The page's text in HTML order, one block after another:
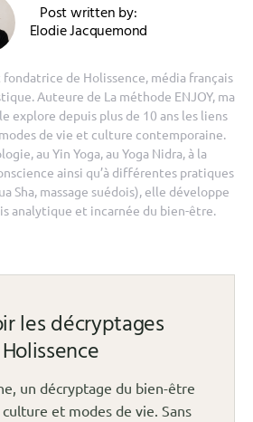
Post written by:
Elodie Jacquemond
de Holissence, média français
Auteure de La méthode ENJOY, ma
explore depuis plus de 10 ans les liens
de vie et culture contemporaine.
au Yin Yoga, au Yoga Nidra, à la
ainsi qu’à différentes pratiques
Sha, massage suédois), elle développe
analytique et incarnée du bien-être.
les décryptages
Holissence
un décryptage du bien-être
et modes de vie. Sans